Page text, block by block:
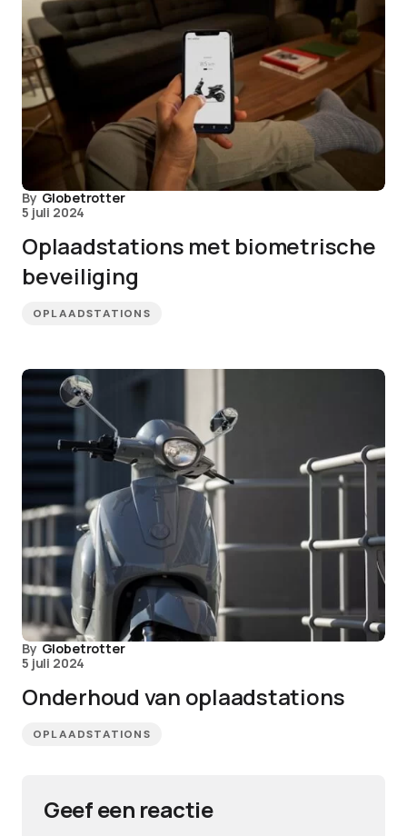
By Globetrotter
5 juli 2024
Oplaadstations met biometrische
beveiliging
OPLAADSTATIONS
By Globetrotter
5 juli 2024
Onderhoud van oplaadstations
OPLAADSTATIONS
Geef een reactie